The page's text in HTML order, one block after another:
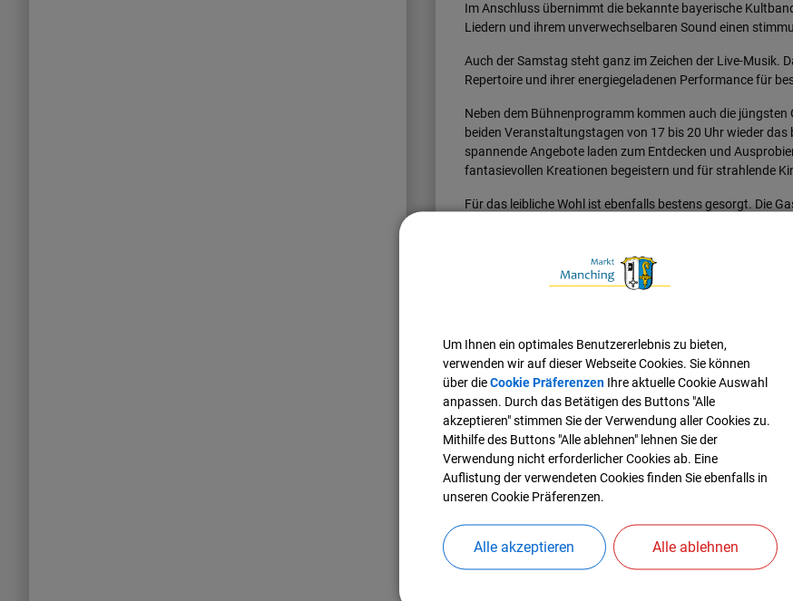
Im Anschluss übernimmt die bekannte bayerische
Liedern und ihrem unverwechselbaren Sound einen
Auch der Samstag steht ganz im Zeichen der Live-Musik.
Repertoire und ihrer energiegeladenen Performance für
Neben dem Bühnenprogramm kommen auch die jüngsten
beiden Veranstaltungstagen von 17 bis 20 Uhr wieder
spannende Angebote laden zum Entdecken und
fantasievollen Kreationen begeistern und für strahlende
Für das leibliche Wohl ist ebenfalls bestens gesorgt. Die
bieten eine vielfältige Auswahl
Die Veranstaltung beginnt an beiden Tagen um 17 Uhr.
Termine
Datum Uhrzeit
Veranstaltungsort
Ortsmitte, zwischen Fontänenfeld und Paarterrasse
85077 Manching,
Veranstalter
Um Ihnen ein optimales Benutzererlebnis zu bieten,
verwenden wir auf dieser Webseite Cookies. Sie können
über dieCookie PräferenzenIhre aktuelle Cookie Auswahl
anpassen. Durch das Betätigen des Buttons "Alle
akzeptieren" stimmen Sie der Verwendung aller Cookies zu.
Mithilfe des Buttons "Alle ablehnen" lehnen Sie der
Verwendung nicht erforderlicher Cookies ab. Eine
Auflistung der verwendeten Cookies finden Sie ebenfalls in
unseren Cookie Präferenzen.
Alle akzeptieren Alle ablehnen